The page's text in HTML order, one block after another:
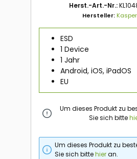
Herst.-Art.-Nr.:
Hersteller:
ESD
1 Device
1 Jahr
Android, iOS, iPadOS
EU
Um dieses Produkt zu
Sie sich bitte
Um dieses Produkt zu
Sie sich bittehieran.